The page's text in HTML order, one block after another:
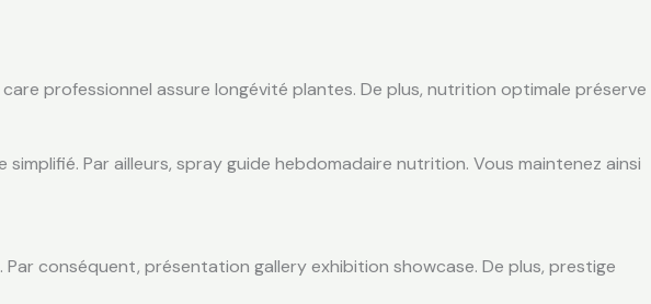
professionnel assure longévité plantes. De plus, nutrition optimale préserve
Par ailleurs, spray guide hebdomadaire nutrition. Vous maintenez ainsi
conséquent, présentation gallery exhibition showcase. De plus, prestige